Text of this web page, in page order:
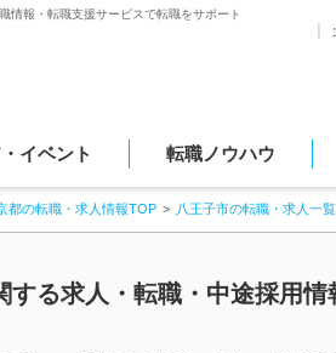
情報・転職支援サービスで転職をサポート
イベント 転職ノウハウ
都の転職・求人情報TOP 八王子市の転職・求人一覧
る求人・転職・中途採用情